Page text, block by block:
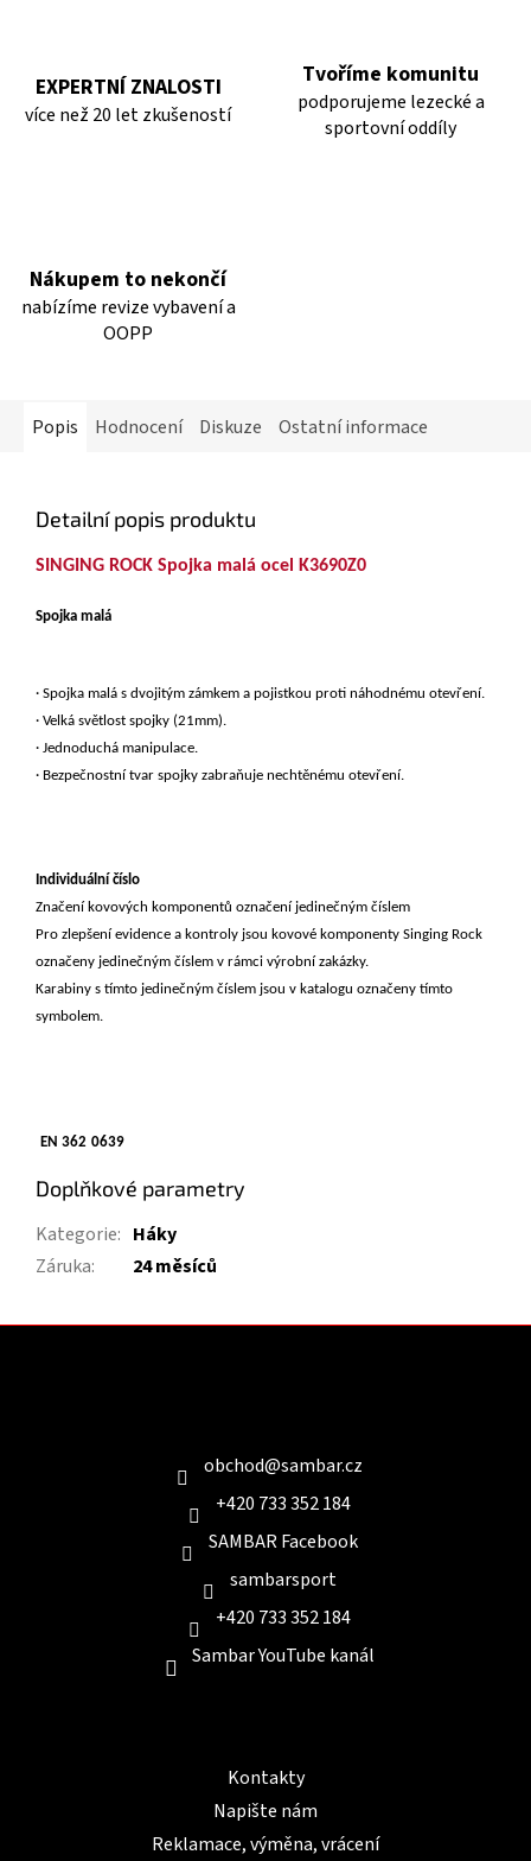
EXPERTNÍ ZNALOSTI
více než 20 let zkušeností
Tvoříme komunitu
podporujeme lezecké a
sportovní oddíly
Nákupem to nekončí
nabízíme revize vybavení a
OOPP
Popis Hodnocení Diskuze Ostatní informace
Detailní popis produktu
SINGING ROCK Spojka malá ocel K3690Z0
Spojka malá
· Spojka malá s dvojitým zámkem a pojistkou proti náhodnému otevření.
· Velká světlost spojky (21mm).
· Jednoduchá manipulace.
· Bezpečnostní tvar spojky zabraňuje nechtěnému otevření.
Individuální číslo
Značení kovových komponentů označení jedinečným číslem
Pro zlepšení evidence a kontroly jsou kovové komponenty Singing Rock
označeny jedinečným číslem v rámci výrobní zakázky.
Karabiny s tímto jedinečným číslem jsou v katalogu označeny tímto
symbolem.
EN 362 0639
Doplňkové parametry
Kategorie: Háky
Záruka: 24 měsíců
obchod@sambar.cz
+420 733 352 184
SAMBAR Facebook
sambarsport
+420 733 352 184
Sambar YouTube kanál
Kontakty
Napište nám
Reklamace, výměna, vrácení